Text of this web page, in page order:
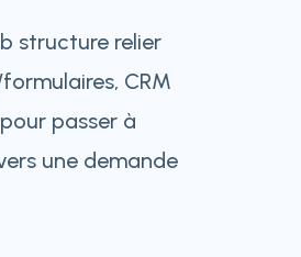
structure relier
CRM
passer à
une demande